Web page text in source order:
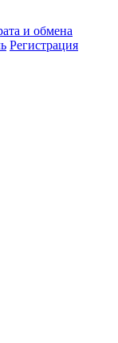
и обмена
Регистрация